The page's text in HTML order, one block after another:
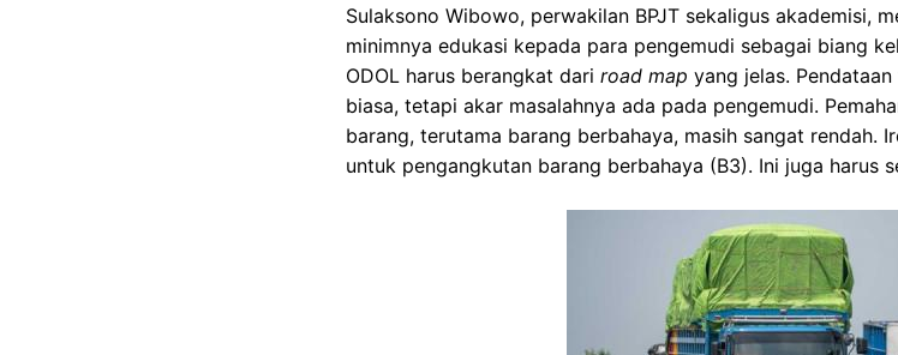
Sulaksono Wibowo, perwakilan BPJT sekaligus akademisi,
minimnya edukasi kepada para pengemudi sebagai biang
ODOL harus berangkat dari road map yang jelas.
biasa, tetapi akar masalahnya ada pada pengemudi.
barang, terutama barang berbahaya, masih sangat rendah.
untuk pengangkutan barang berbahaya (B3). Ini juga harus